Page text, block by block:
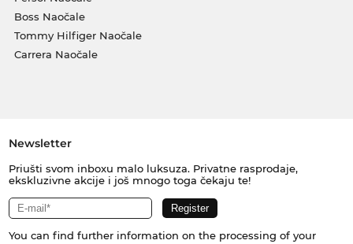
Boss Naočale
Tommy Hilfiger Naočale
Carrera Naočale
Newsletter
Priušti svom inboxu malo luksuza. Privatne rasprodaje,
ekskluzivne akcije i još mnogo toga čekaju te!
You can find further information on the processing of your